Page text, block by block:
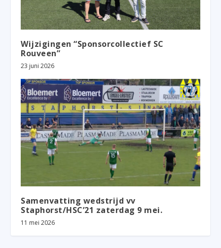
Wijzigingen “Sponsorcollectief SC
Rouveen”
23 juni 2026
Samenvatting wedstrijd vv
Staphorst/HSC’21 zaterdag 9 mei.
11 mei 2026